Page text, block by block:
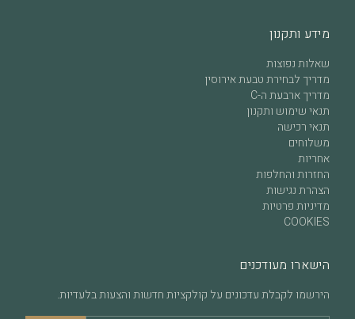
מידע ותקנון
שאלות נפוצות
מדריך לבחירת טבעת אירוסין
מדריך ארבעת ה-C
תנאי שימוש ותקנון
תנאי רכישה
משלוחים
אחריות
החזרות והחלפות
הצהרת נגישות
מדיניות פרטיות
COOKIES
הישארו מעודכנים
הירשמו לקבלת עדכונים על קולקציות חדשות והצעות בלעדיות.